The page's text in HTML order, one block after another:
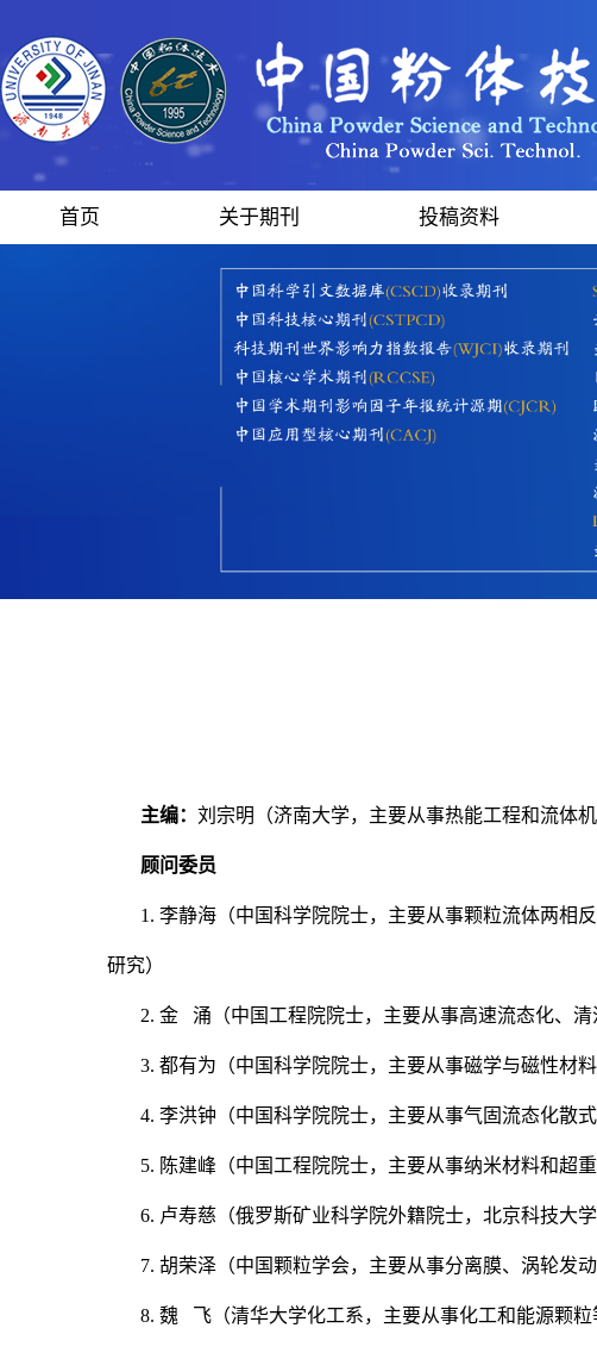
首页 关于期刊 投稿资料
主编： 刘宗明（济南大学，主要从事热能工程和流体机
顾问委员
1. 李静海（中国科学院院士，主要从事颗粒流体两相
研究）
2. 金 涌（中国工程院院士，主要从事高速流态化、清
3. 都有为（中国科学院院士，主要从事磁学与磁性材料
4. 李洪钟（中国科学院院士，主要从事气固流态化散
5. 陈建峰（中国工程院院士，主要从事纳米材料和超重
6. 卢寿慈（俄罗斯矿业科学院外籍院士，北京科技大
7. 胡荣泽（中国颗粒学会，主要从事分离膜、涡轮发
8. 魏 飞（清华大学化工系，主要从事化工和能源颗粒